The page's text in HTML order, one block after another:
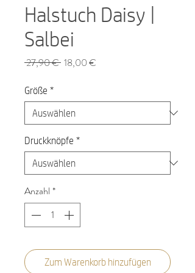
Halstuch Daisy |
Salbei
27,90 € Standardpreis
18,00 €
Größe *
Druckknöpfe *
Anzahl *
Zum Warenkorb hinzufügen